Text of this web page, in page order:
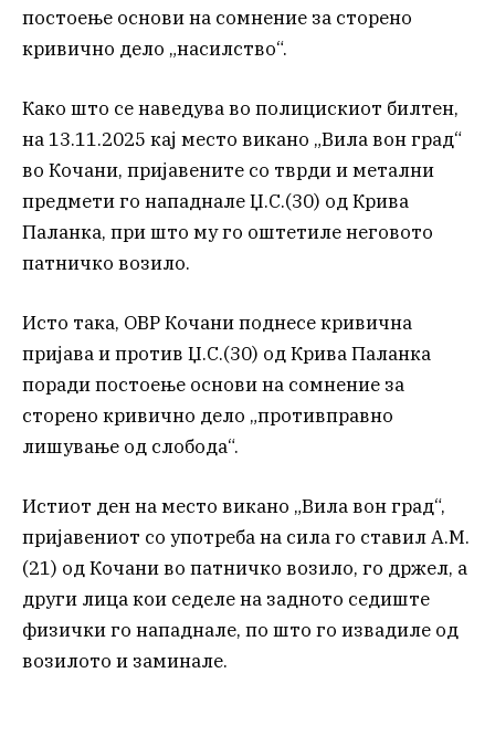
постоење основи на сомнение за сторено
кривично дело „насилство“.
Како што се наведува во полицискиот билтен,
на 13.11.2025 кај место викано „Вила вон град“
во Кочани, пријавените со тврди и метални
предмети го нападнале Џ.С.(30) од Крива
Паланка, при што му го оштетиле неговото
патничко возило.
Исто така, ОВР Кочани поднесе кривична
пријава и против Џ.С.(30) од Крива Паланка
поради постоење основи на сомнение за
сторено кривично дело „противправно
лишување од слобода“.
Истиот ден на место викано „Вила вон град“,
пријавениот со употреба на сила го ставил А.М.
(21) од Кочани во патничко возило, го држел, а
други лица кои седеле на задното седиште
физички го нападнале, по што го извадиле од
возилото и заминале.